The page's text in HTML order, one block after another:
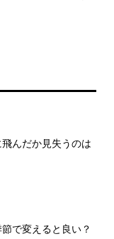
んだか見失うのは
で変えると良い？